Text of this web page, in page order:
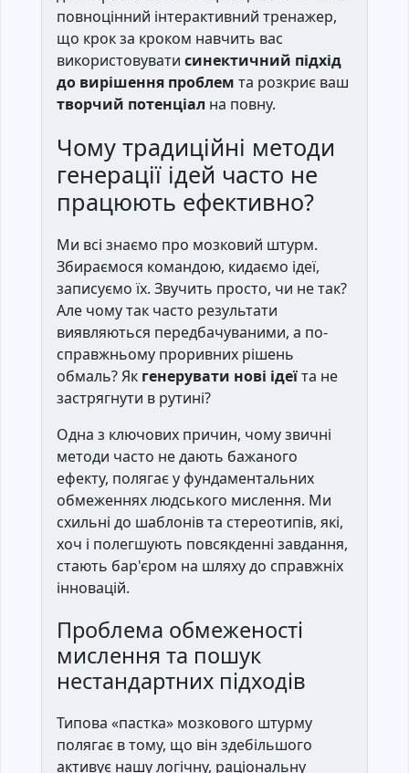
повноцінний інтерактивний тренажер,
що крок за кроком навчить вас
використовувати синектичний підхід
до вирішення проблем та розкриє ваш
творчий потенціал на повну.
Чому традиційні методи
генерації ідей часто не
працюють ефективно?
Ми всі знаємо про мозковий штурм.
Збираємося командою, кидаємо ідеї,
записуємо їх. Звучить просто, чи не так?
Але чому так часто результати
виявляються передбачуваними, а по-
справжньому проривних рішень
обмаль? Як генерувати нові ідеїта не
застрягнути в рутині?
Одна з ключових причин, чому звичні
методи часто не дають бажаного
ефекту, полягає у фундаментальних
обмеженнях людського мислення. Ми
схильні до шаблонів та стереотипів, які,
хоч і полегшують повсякденні завдання,
стають бар'єром на шляху до справжніх
інновацій.
Проблема обмеженості
мислення та пошук
нестандартних підходів
Типова «пастка» мозкового штурму
полягає в тому, що він здебільшого
активує нашу логічну, раціональну